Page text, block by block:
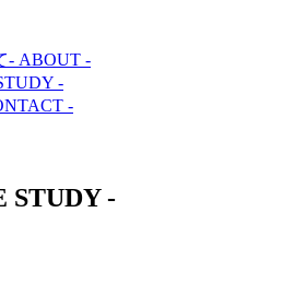
- ABOUT -
-
-
STUDY -